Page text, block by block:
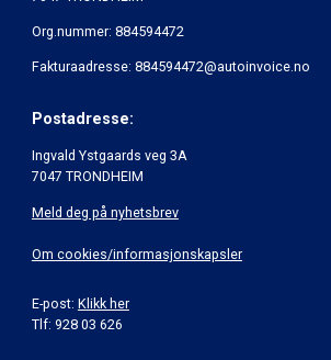
Org.nummer: 884594472
Fakturaadresse: 884594472@autoinvoice.no
Postadresse:
Ingvald Ystgaards veg 3A
7047 TRONDHEIM
Meld deg på nyhetsbrev
Om cookies/informasjonskapsler
E-post: Klikk her
Tlf: 928 03 626